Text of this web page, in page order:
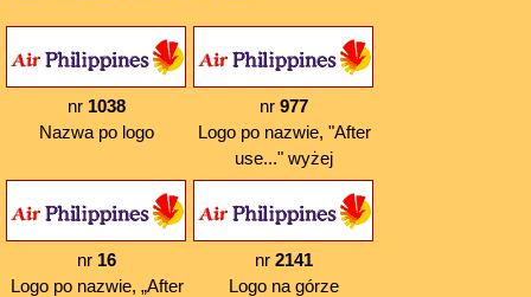
nr 1038
Nazwa po logo
nr 977
Logo po nazwie, "After
use..." wyżej
nr 16
Logo po nazwie, „After
nr 2141
Logo na górze